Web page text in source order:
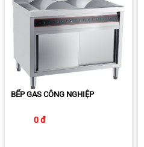
BẾP GAS CÔNG NGHIỆP
0 đ